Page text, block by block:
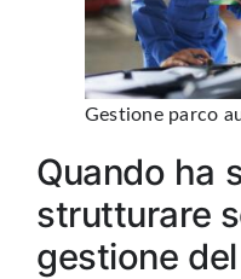
Gestione parco
Quando ha
strutturare
gestione